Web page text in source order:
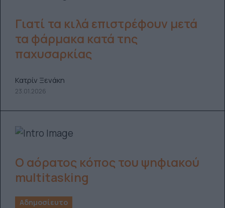
Γιατί τα κιλά επιστρέφουν μετά
τα φάρμακα κατά της
παχυσαρκίας
Κατρίν Ξενάκη
23.01.2026
Ο αόρατος κόπος του ψηφιακού
multitasking
Αδημοσίευτο